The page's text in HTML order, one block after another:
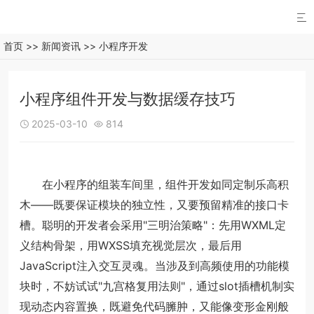

首页 >> 新闻资讯 >> 小程序开发
小程序组件开发与数据缓存技巧
 2025-03-10  814
在小程序的组装车间里，组件开发如同定制乐高积
木——既要保证模块的独立性，又要预留精准的接口卡
槽。聪明的开发者会采用"三明治策略"：先用WXML定
义结构骨架，用WXSS填充视觉层次，最后用
JavaScript注入交互灵魂。当涉及到高频使用的功能模
块时，不妨试试"九宫格复用法则"，通过slot插槽机制实
现动态内容置换，既避免代码臃肿，又能像变形金刚般